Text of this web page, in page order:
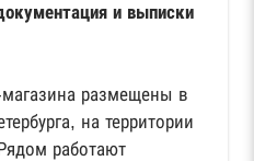
и выписки
размещены в
на территории
работают